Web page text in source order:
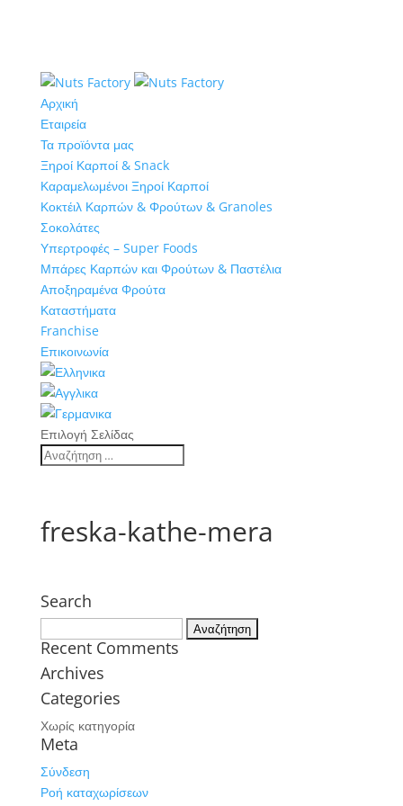
Αρχική
Εταιρεία
Τα προϊόντα μας
Ξηροί Καρποί & Snack
Καραμελωμένοι Ξηροί Καρποί
Κοκτέιλ Καρπών & Φρούτων & Granoles
Σοκολάτες
Υπερτροφές – Super Foods
Μπάρες Καρπών και Φρούτων & Παστέλια
Αποξηραμένα Φρούτα
Καταστήματα
Franchise
Επικοινωνία
Επιλογή Σελίδας
freska-kathe-mera
Search
για:
Recent Comments
Archives
Categories
Χωρίς κατηγορία
Meta
Σύνδεση
Ροή καταχωρίσεων